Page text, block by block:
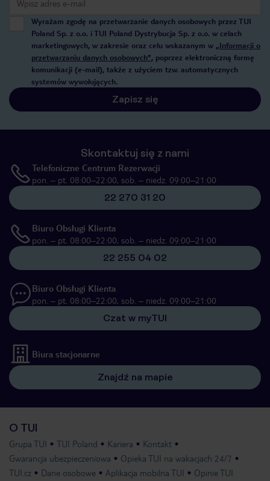
Wyrażam zgodę na przetwarzanie danych osobowych przez TUI
Poland Sp. z o.o. i TUI Poland Dystrybucja Sp. z o.o. w celach
marketingowych, w zakresie oraz celu wskazanym w „Informacji o
przetwarzaniu danych osobowych”, poprzez elektroniczną formę
komunikacji (e-mail), także z użyciem tzw. automatycznych
systemów wywołujących.
Zapisz się
Skontaktuj się z nami
Telefoniczne Centrum Rezerwacji
pon. – pt. 08:00–22:00, sob. – niedz. 09:00–21:00
22 270 31 20
Biuro Obsługi Klienta
pon. – pt. 08:00–22:00, sob. – niedz. 09:00–21:00
22 255 04 02
Biuro Obsługi Klienta
pon. – pt. 08:00–22:00, sob. – niedz. 09:00–21:00
Czat w myTUI
Biura stacjonarne
Znajdź na mapie
O TUI
Grupa TUI TUI Poland Kariera
Kontakt
Gwarancja ubezpieczeniowa
Opieka TUI na wakacjach 24/7
TUI.cz
Dane osobowe Aplikacja mobilna TUI Opinie TUI